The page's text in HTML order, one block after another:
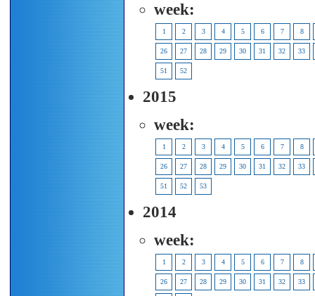
week:
1 2 3 4 5 6 7 8
26 27 28 29 30 31 32 33
51 52
2015
week:
1 2 3 4 5 6 7 8
26 27 28 29 30 31 32 33
51 52 53
2014
week:
1 2 3 4 5 6 7 8
26 27 28 29 30 31 32 33